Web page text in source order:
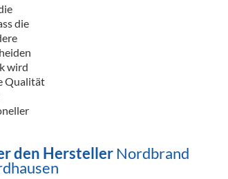
die
wird
Qualität
den Hersteller Nordbrand